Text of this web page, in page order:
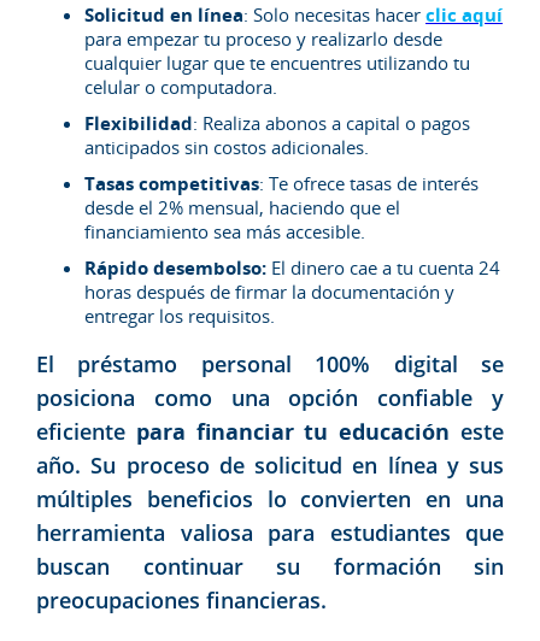
Solicitud en línea: Solo necesitas hacer clic aquí
para empezar tu proceso y realizarlo desde
cualquier lugar que te encuentres utilizando tu
celular o computadora.
Flexibilidad: Realiza abonos a capital o pagos
anticipados sin costos adicionales.
Tasas competitivas: Te ofrece tasas de interés
desde el 2% mensual, haciendo que el
financiamiento sea más accesible.
Rápido desembolso: El dinero cae a tu cuenta 24
horas después de firmar la documentación y
entregar los requisitos.
El préstamo personal 100% digital se
posiciona como una opción confiable y
eficiente para financiar tu educación este
año. Su proceso de solicitud en línea y sus
múltiples beneficios lo convierten en una
herramienta valiosa para estudiantes que
buscan continuar su formación sin
preocupaciones financieras.